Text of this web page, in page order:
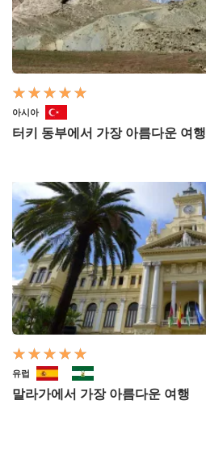
아시아
터키 동부에서 가장 아름다운 여행
유럽
말라가에서 가장 아름다운 여행